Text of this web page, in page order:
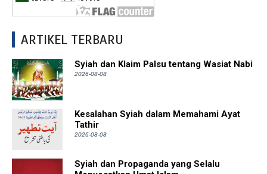
ARTIKEL TERBARU
Syiah dan Klaim Palsu tentang Wasiat Nabi
2026-08-08
Kesalahan Syiah dalam Memahami Ayat
Tathir
2026-08-08
Syiah dan Propaganda yang Selalu